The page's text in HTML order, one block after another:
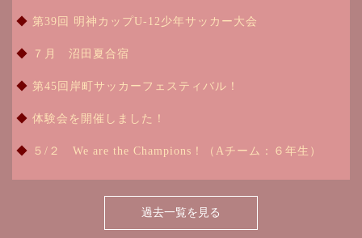
第39回 明神カップU-12少年サッカー大会
７月 沼田夏合宿
第45回岸町サッカーフェスティバル！
体験会を開催しました！
５/２ We are the Champions！（Aチーム：６年生）
過去一覧を見る